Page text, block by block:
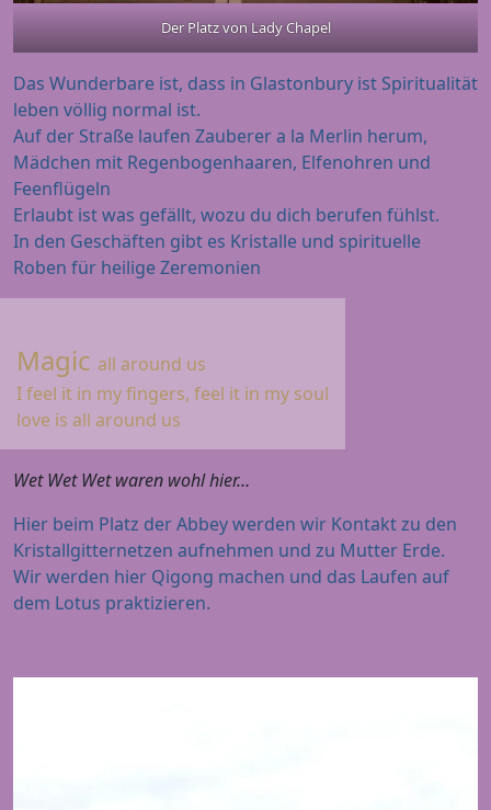
Der Platz von Lady Chapel
Das Wunderbare ist, dass in Glastonbury ist Spiritualität
leben völlig normal ist.
Auf der Straße laufen Zauberer a la Merlin herum,
Mädchen mit Regenbogenhaaren, Elfenohren und
Feenflügeln
Erlaubt ist was gefällt, wozu du dich berufen fühlst.
In den Geschäften gibt es Kristalle und spirituelle
Roben für heilige Zeremonien
Magic all around us
I feel it in my fingers, feel it in my soul
love is all around us
Wet Wet Wet waren wohl hier…
Hier beim Platz der Abbey werden wir Kontakt zu den
Kristallgitternetzen aufnehmen und zu Mutter Erde.
Wir werden hier Qigong machen und das Laufen auf
dem Lotus praktizieren.